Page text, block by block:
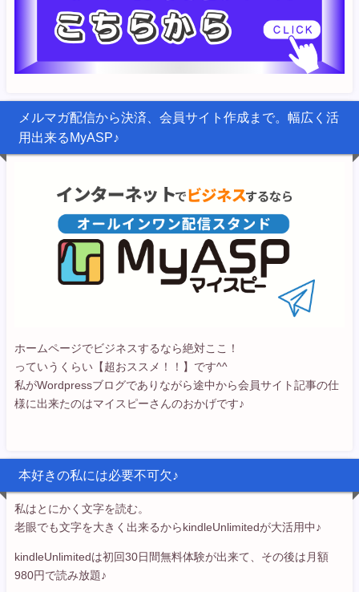
メルマガ配信から決済、会員サイト作成まで。幅広く活
用出来るMyASP♪
ホームページでビジネスするなら絶対ここ！
っていうくらい【超おススメ！！】です^^
私がWordpressブログでありながら途中から会員サイト記事の仕
様に出来たのはマイスピーさんのおかげです♪
本好きの私には必要不可欠♪
私はとにかく文字を読む。
老眼でも文字を大きく出来るからkindleUnlimitedが大活用中♪
kindleUnlimitedは初回30日間無料体験が出来て、その後は月額
980円で読み放題♪